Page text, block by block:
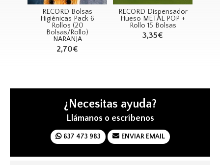
RECORD Dispensador
Hueso METAL POP +
Rollo 15 Bolsas
3,35€
RECORD Peine Acero
Antiestático 25cm
9,05€
¿Necesitas ayuda?
Llámanos o escríbenos
637 473 983 ENVIAR EMAIL